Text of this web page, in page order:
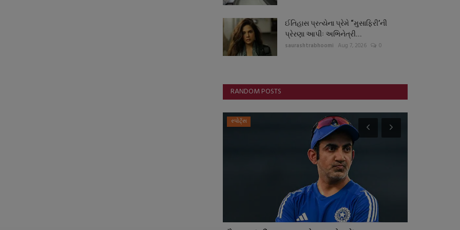
ઈતિહાસ પ્રત્યેના પ્રેમે “મુસાફિરી’ની
પ્રેરણા આપીઃ અભિનેત્રી...
saurashtrabhoomi Aug 7, 2026 0
RANDOM POSTS
સ્પોર્ટ્સ